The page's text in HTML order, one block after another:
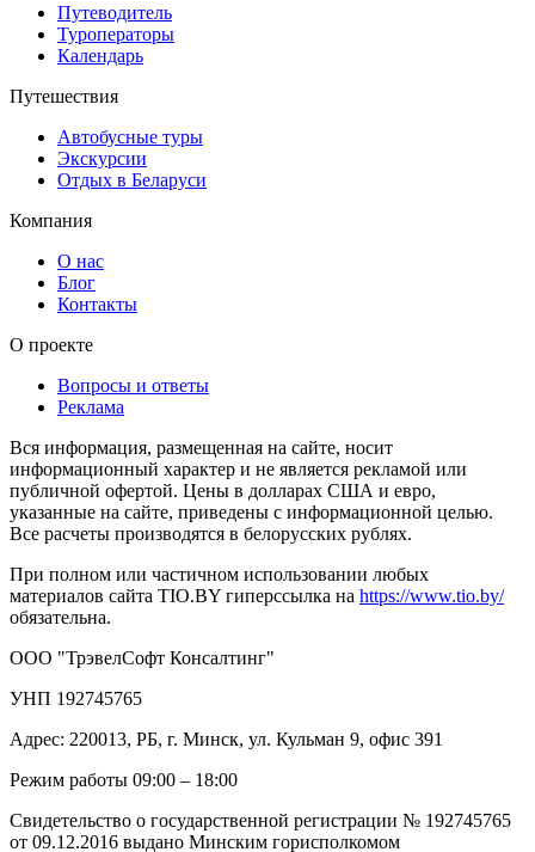
Путеводитель
Туроператоры
Календарь
Путешествия
Автобусные туры
Экскурсии
Отдых в Беларуси
Компания
О нас
Блог
Контакты
О проекте
Вопросы и ответы
Реклама
Вся информация, размещенная на сайте, носит
информационный характер и не является рекламой или
публичной офертой. Цены в долларах США и евро,
указанные на сайте, приведены с информационной целью.
Все расчеты производятся в белорусских рублях.
При полном или частичном использовании любых
материалов сайта TIO.BY гиперссылка на https://www.tio.by/
обязательна.
ООО "ТрэвелСофт Консалтинг"
УНП 192745765
Адрес: 220013, РБ, г. Минск, ул. Кульман 9, офис 391
Режим работы 09:00 – 18:00
Свидетельство о государственной регистрации № 192745765
от 09.12.2016 выдано Минским горисполкомом